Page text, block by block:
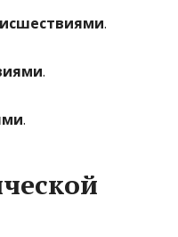
.
.
.